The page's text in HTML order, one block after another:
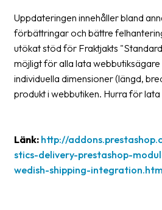
Manualer
Nedladdningar
Streckkodsläsare
Om
Fraktjakt
Uppdateringen innehåller bland
förbättringar och bättre
utökat stöd för Fraktjakts
möjligt för alla lata webbutiksägare
individuella dimensioner (längd,
produkt i webbutiken. Hurra för
Länk: http://
stics-delivery-prestashop-
wedish-shipping-